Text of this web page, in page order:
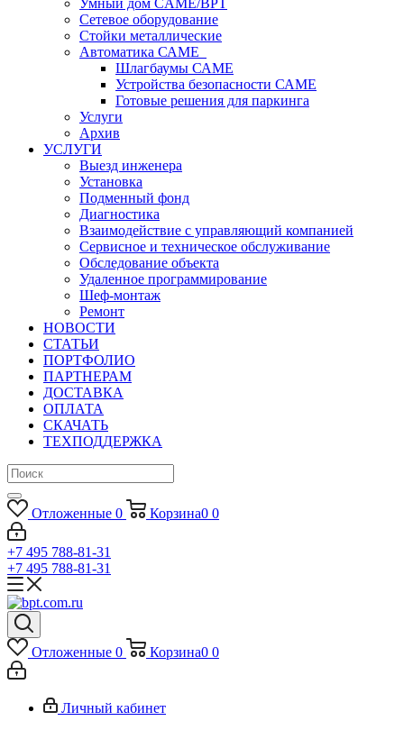
Умный дом CAME/BPT
Сетевое оборудование
Стойки металлические
Автоматика САМЕ
Шлагбаумы САМЕ
Устройства безопасности САМЕ
Готовые решения для паркинга
Услуги
Архив
УСЛУГИ
Выезд инженера
Установка
Подменный фонд
Диагностика
Взаимодействие с управляющий компанией
Сервисное и техническое обслуживание
Обследование объекта
Удаленное программирование
Шеф-монтаж
Ремонт
НОВОСТИ
СТАТЬИ
ПОРТФОЛИО
ПАРТНЕРАМ
ДОСТАВКА
ОПЛАТА
СКАЧАТЬ
ТЕХПОДДЕРЖКА
Отложенные 0 Корзина0 0
+7 495 788-81-31
+7 495 788-81-31
Отложенные 0 Корзина0 0
Личный кабинет